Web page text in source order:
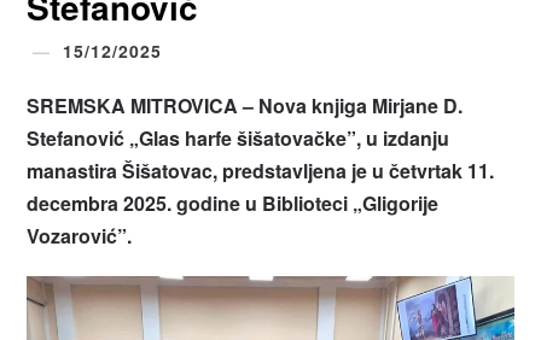
15/12/2025
SREMSKA MITROVICA – Nova knjiga Mirjane D.
Stefanović „Glas harfe šišatovačke”, u izdanju
manastira Šišatovac, predstavljena je u četvrtak 11.
decembra 2025. godine u Biblioteci „Gligorije
Vozarović”.